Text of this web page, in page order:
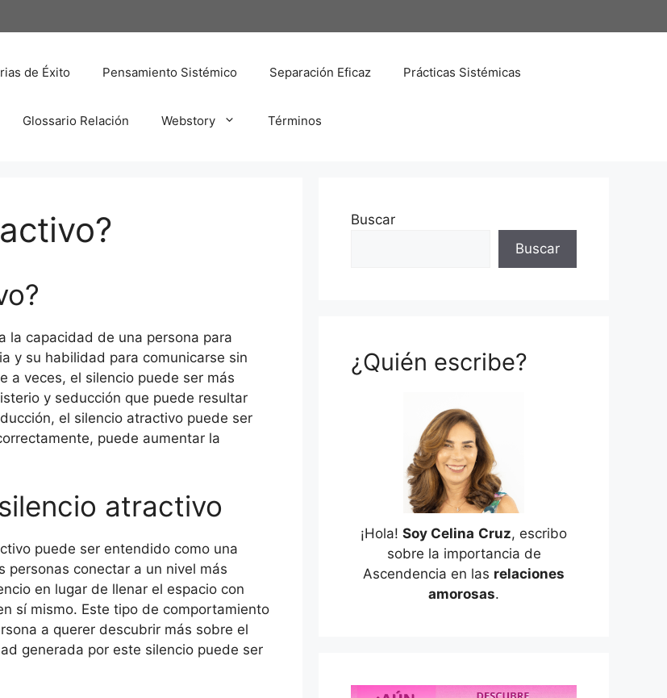
de Éxito Pensamiento Sistémico Separación Eficaz Prácticas Sistémicas
Glossario Relación Webstory Términos
la capacidad de una persona para
y su habilidad para comunicarse sin
a veces, el silencio puede ser más
y seducción que puede resultar
el silencio atractivo puede ser
puede aumentar la
atractivo
puede ser entendido como una
personas conectar a un nivel más
en lugar de llenar el espacio con
sí mismo. Este tipo de comportamiento
a querer descubrir más sobre el
generada por este silencio puede ser
Buscar
Buscar
¿Quién escribe?
¡Hola! Soy Celina Cruz, escribo
sobre la importancia de
Ascendencia en las relaciones
amorosas.